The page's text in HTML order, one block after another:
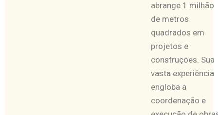
abrange 1 milhão
de metros
quadrados em
projetos e
construções. Sua
vasta experiência
engloba a
coordenação e